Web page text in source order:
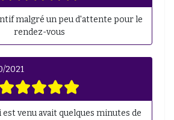
malgré un peu d'attente pour le
rendez-vous
2021
venu avait quelques minutes de